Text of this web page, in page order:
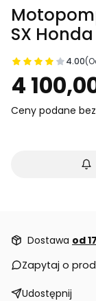
SX Honda
4.00
4
Ceny podane
Dostawa od
Zapytaj o
Udostępnij